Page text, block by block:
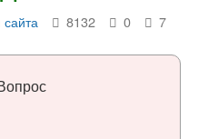
8132 0 7